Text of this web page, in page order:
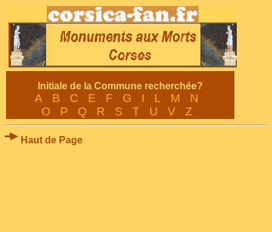
Initiale de la Commune recherchée?
A B C E F G I L M
N
O
P Q R S T U V Z
Haut de Page